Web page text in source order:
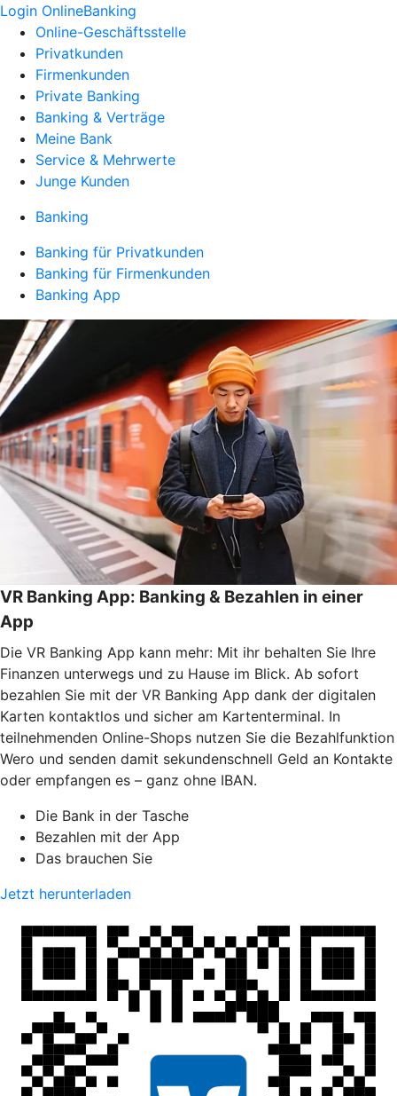
Login OnlineBanking
Online-Geschäftsstelle
Privatkunden
Firmenkunden
Private Banking
Banking & Verträge
Meine Bank
Service & Mehrwerte
Junge Kunden
Banking
Banking für Privatkunden
Banking für Firmenkunden
Banking App
VR Banking App: Banking & Bezahlen in einer
App
Die VR Banking App kann mehr: Mit ihr behalten Sie Ihre
Finanzen unterwegs und zu Hause im Blick. Ab sofort
bezahlen Sie mit der VR Banking App dank der digitalen
Karten kontaktlos und sicher am Kartenterminal. In
teilnehmenden Online-Shops nutzen Sie die Bezahlfunktion
Wero und senden damit sekundenschnell Geld an Kontakte
oder empfangen es – ganz ohne IBAN.
Die Bank in der Tasche
Bezahlen mit der App
Das brauchen Sie
Jetzt herunterladen